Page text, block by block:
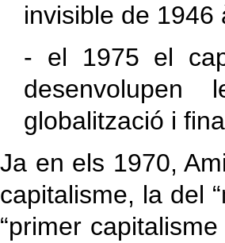
invisible de 1946
- el 1975 el
desenvolupen
globalització i
Ja en els 1970,
capitalisme, la del
“primer